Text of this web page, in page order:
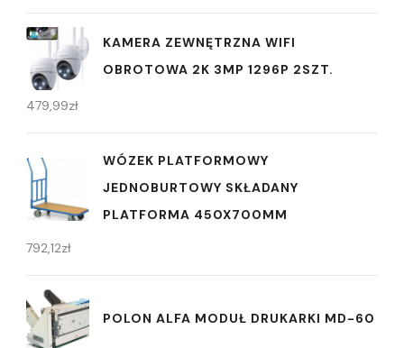
KAMERA ZEWNĘTRZNA WIFI
OBROTOWA 2K 3MP 1296P 2SZT.
479,99zł
WÓZEK PLATFORMOWY
JEDNOBURTOWY SKŁADANY
PLATFORMA 450X700MM
792,12zł
POLON ALFA MODUŁ DRUKARKI MD-60